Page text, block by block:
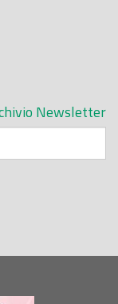
Newsletter